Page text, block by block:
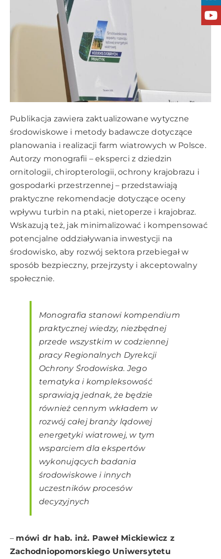
Publikacja zawiera zaktualizowane wytyczne
środowiskowe i metody badawcze dotyczące
planowania i realizacji farm wiatrowych w Polsce.
Autorzy monografii – eksperci z dziedzin
ornitologii, chiropterologii, ochrony krajobrazu i
gospodarki przestrzennej – przedstawiają
praktyczne rekomendacje dotyczące oceny
wpływu turbin na ptaki, nietoperze i krajobraz.
Wskazują też, jak minimalizować i kompensować
potencjalne oddziaływania inwestycji na
środowisko, aby rozwój sektora przebiegał w
sposób bezpieczny, przejrzysty i akceptowalny
społecznie.
Monografia stanowi kompendium
praktycznej wiedzy, niezbędnej
przede wszystkim w codziennej
pracy Regionalnych Dyrekcji
Ochrony Środowiska. Jego
tematyka i kompleksowość
sprawiają jednak, że będzie
również cennym wkładem w
rozwój całej branży lądowej
energetyki wiatrowej, w tym
wsparciem dla ekspertów
wykonujących badania
środowiskowe i innych
uczestników procesów
decyzyjnych
– mówi dr hab. inż. Paweł Mickiewicz z
Zachodniopomorskiego Uniwersytetu